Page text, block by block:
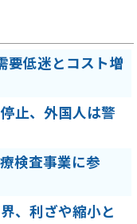
要低迷とコスト増
止、外国人は警
検査事業に参
、利ざや縮小と